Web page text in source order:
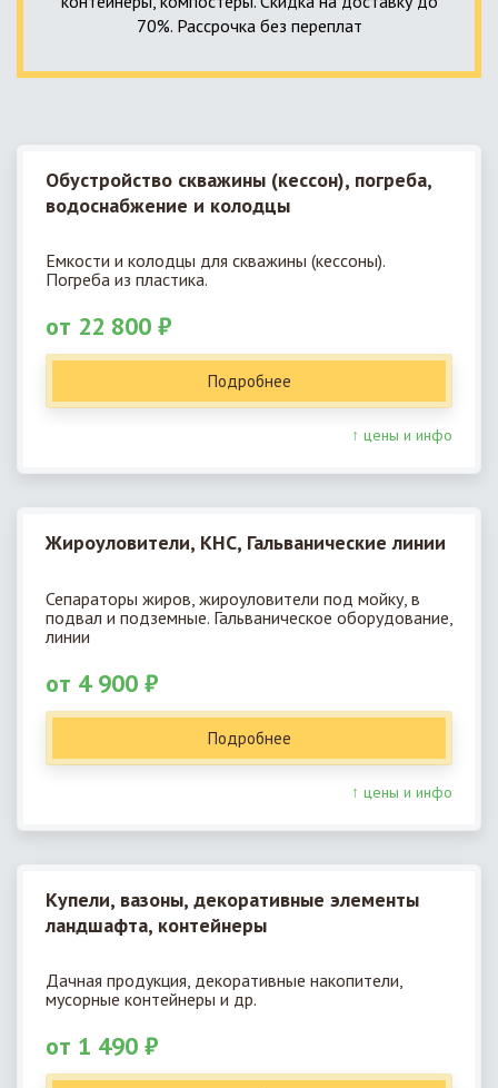
70%. Рассрочка без переплат
Обустройство скважины (кессон), погреба,
водоснабжение и колодцы
Емкости и колодцы для скважины (кессоны).
Погреба из пластика.
от 22 800 ₽
Подробнее
↑ цены и инфо
Жироуловители, КНС, Гальванические линии
Сепараторы жиров, жироуловители под мойку, в
подвал и подземные. Гальваническое оборудование,
линии
от 4 900 ₽
Подробнее
↑ цены и инфо
Купели, вазоны, декоративные элементы
ландшафта, контейнеры
Дачная продукция, декоративные накопители,
мусорные контейнеры и др.
от 1 490 ₽